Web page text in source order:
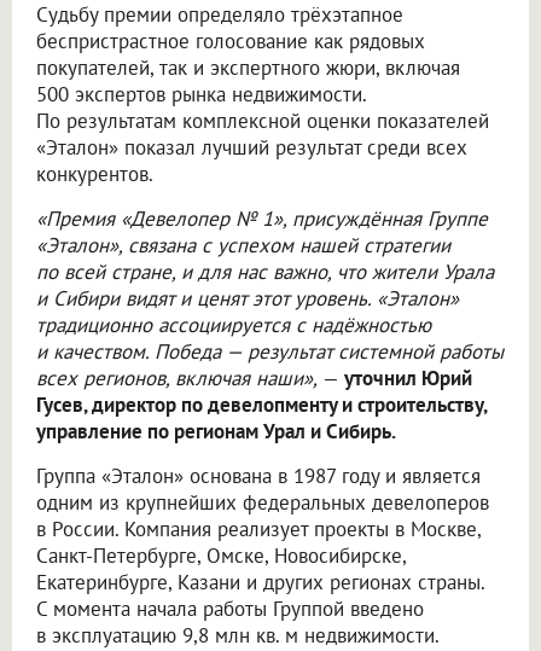
Судьбу премии определяло трёхэтапное
беспристрастное голосование как рядовых
покупателей, так и экспертного жюри, включая
500 экспертов рынка недвижимости.
По результатам комплексной оценки показателей
«Эталон» показал лучший результат среди всех
конкурентов.
«Премия «Девелопер № 1», присуждённая Группе
«Эталон», связана с успехом нашей стратегии
по всей стране, и для нас важно, что жители Урала
и Сибири видят и ценят этот уровень. «Эталон»
традиционно ассоциируется с надёжностью
и качеством. Победа — результат системной работы
всех регионов, включая наши», — уточнил Юрий
Гусев, директор по девелопменту и строительству,
управление по регионам Урал и Сибирь.
Группа «Эталон» основана в 1987 году и является
одним из крупнейших федеральных девелоперов
в России. Компания реализует проекты в Москве,
Санкт-Петербурге, Омске, Новосибирске,
Екатеринбурге, Казани и других регионах страны.
С момента начала работы Группой введено
в эксплуатацию 9,8 млн кв. м недвижимости.